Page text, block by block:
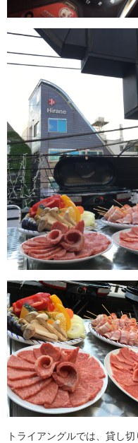
トライアングルでは、貸し